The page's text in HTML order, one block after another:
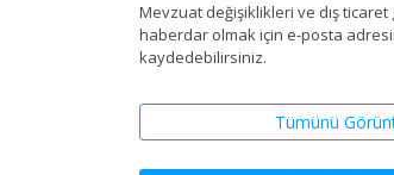
Mevzuat değişiklikleri ve dış
haberdar olmak için e-posta
kaydedebilirsiniz.
Tümünü